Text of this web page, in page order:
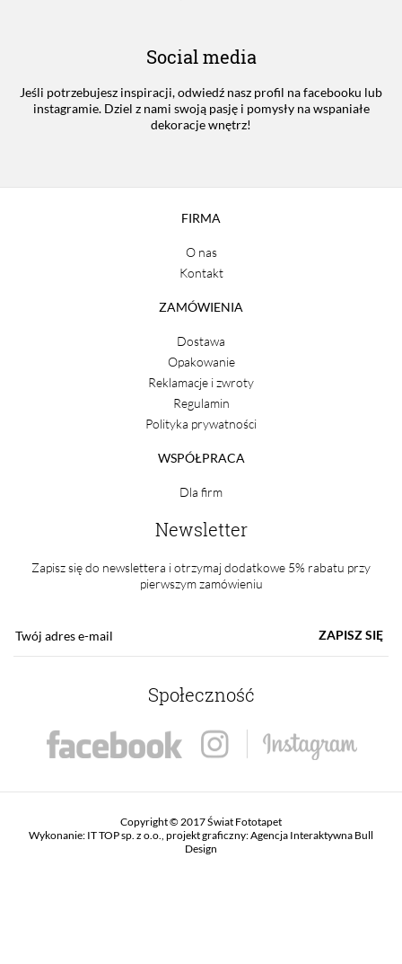
Social media
Jeśli potrzebujesz inspiracji, odwiedź nasz profil na facebooku lub
instagramie. Dziel z nami swoją pasję i pomysły na wspaniałe
dekoracje wnętrz!
FIRMA
O nas
Kontakt
ZAMÓWIENIA
Dostawa
Opakowanie
Reklamacje i zwroty
Regulamin
Polityka prywatności
WSPÓŁPRACA
Dla firm
Newsletter
Zapisz się do newslettera i otrzymaj dodatkowe 5% rabatu przy
pierwszym zamówieniu
ZAPISZ SIĘ
Społeczność
Copyright © 2017 Świat Fototapet
Wykonanie: IT TOP sp. z o.o., projekt graficzny:Agencja Interaktywna Bull
Design